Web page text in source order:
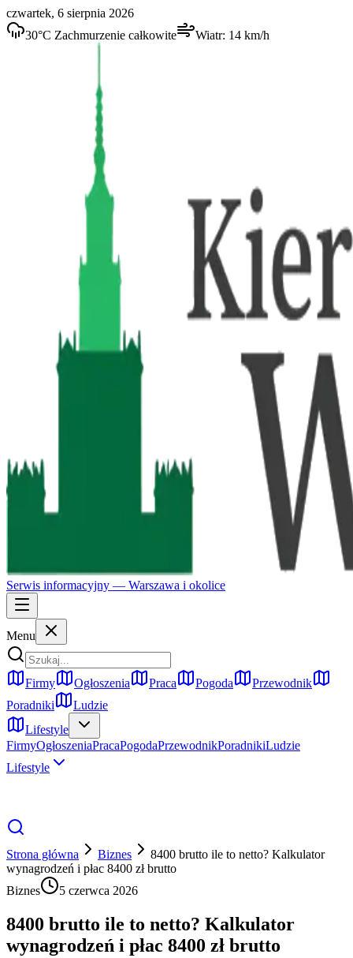
czwartek, 6 sierpnia 2026
30°C Zachmurzenie całkowite Wiatr: 14 km/h
Serwis informacyjny — Warszawa i okolice
Menu
Firmy Ogłoszenia Praca Pogoda
Przewodnik
Poradniki
Ludzie
Lifestyle
FirmyOgłoszeniaPracaPogodaPrzewodnikPoradnikiLudzie
Lifestyle
Strona główna Biznes
8400 brutto ile to netto? Kalkulator
wynagrodzeń i płac 8400 zł brutto
Biznes
5 czerwca 2026
8400 brutto ile to netto? Kalkulator
wynagrodzeń i płac 8400 zł brutto